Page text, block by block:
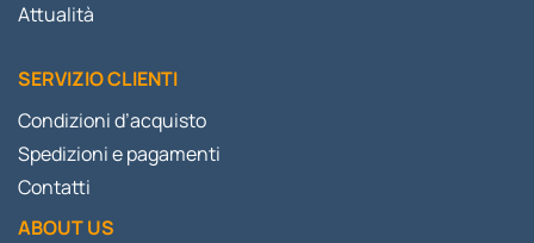
Attualità
SERVIZIO CLIENTI
Condizioni d’acquisto
Spedizioni e pagamenti
Contatti
ABOUT US